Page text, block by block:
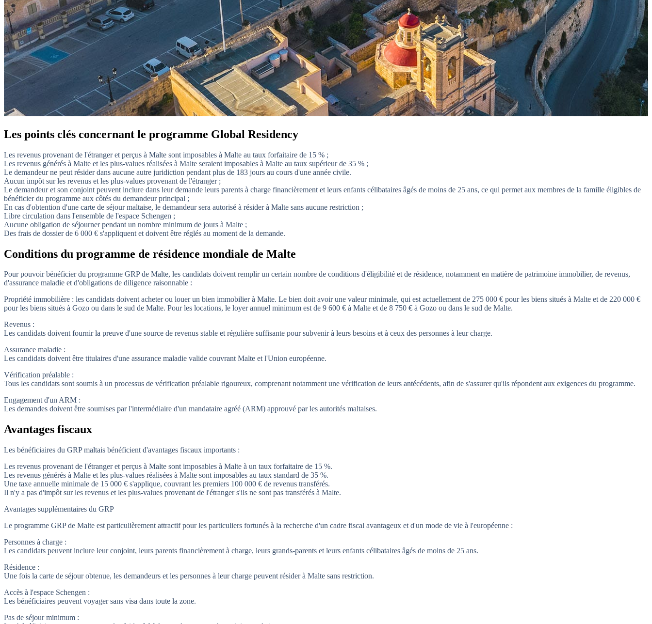
Les points clés concernant le programme Global Residency
Les revenus provenant de l'étranger et perçus à Malte sont imposables à Malte au taux forfaitaire de 15 % ;
Les revenus générés à Malte et les plus-values réalisées à Malte seraient imposables à Malte au taux supérieur de 35 % ;
Le demandeur ne peut résider dans aucune autre juridiction pendant plus de 183 jours au cours d'une année civile.
Aucun impôt sur les revenus et les plus-values provenant de l'étranger ;
Le demandeur et son conjoint peuvent inclure dans leur demande leurs parents à charge financièrement et leurs enfants célibataires âgés de moins de 25 ans, ce qui permet aux membres de la famille éligibles de
bénéficier du programme aux côtés du demandeur principal ;
En cas d'obtention d'une carte de séjour maltaise, le demandeur sera autorisé à résider à Malte sans aucune restriction ;
Libre circulation dans l'ensemble de l'espace Schengen ;
Aucune obligation de séjourner pendant un nombre minimum de jours à Malte ;
Des frais de dossier de 6 000 € s'appliquent et doivent être réglés au moment de la demande.
Conditions du programme de résidence mondiale de Malte
Pour pouvoir bénéficier du programme GRP de Malte, les candidats doivent remplir un certain nombre de conditions d'éligibilité et de résidence, notamment en matière de patrimoine immobilier, de revenus,
d'assurance maladie et d'obligations de diligence raisonnable :
Propriété immobilière : les candidats doivent acheter ou louer un bien immobilier à Malte. Le bien doit avoir une valeur minimale, qui est actuellement de 275 000 € pour les biens situés à Malte et de 220 000 €
pour les biens situés à Gozo ou dans le sud de Malte. Pour les locations, le loyer annuel minimum est de 9 600 € à Malte et de 8 750 € à Gozo ou dans le sud de Malte.
Revenus :
Les candidats doivent fournir la preuve d'une source de revenus stable et régulière suffisante pour subvenir à leurs besoins et à ceux des personnes à leur charge.
Assurance maladie :
Les candidats doivent être titulaires d'une assurance maladie valide couvrant Malte et l'Union européenne.
Vérification préalable :
Tous les candidats sont soumis à un processus de vérification préalable rigoureux, comprenant notamment une vérification de leurs antécédents, afin de s'assurer qu'ils répondent aux exigences du programme.
Engagement d'un ARM :
Les demandes doivent être soumises par l'intermédiaire d'un mandataire agréé (ARM) approuvé par les autorités maltaises.
Avantages fiscaux
Les bénéficiaires du GRP maltais bénéficient d'avantages fiscaux importants :
Les revenus provenant de l'étranger et perçus à Malte sont imposables à Malte à un taux forfaitaire de 15 %.
Les revenus générés à Malte et les plus-values réalisées à Malte sont imposables au taux standard de 35 %.
Une taxe annuelle minimale de 15 000 € s'applique, couvrant les premiers 100 000 € de revenus transférés.
Il n'y a pas d'impôt sur les revenus et les plus-values provenant de l'étranger s'ils ne sont pas transférés à Malte.
Avantages supplémentaires du GRP
Le programme GRP de Malte est particulièrement attractif pour les particuliers fortunés à la recherche d'un cadre fiscal avantageux et d'un mode de vie à l'européenne :
Personnes à charge :
Les candidats peuvent inclure leur conjoint, leurs parents financièrement à charge, leurs grands-parents et leurs enfants célibataires âgés de moins de 25 ans.
Résidence :
Une fois la carte de séjour obtenue, les demandeurs et les personnes à leur charge peuvent résider à Malte sans restriction.
Accès à l'espace Schengen :
Les bénéficiaires peuvent voyager sans visa dans toute la zone.
Pas de séjour minimum :